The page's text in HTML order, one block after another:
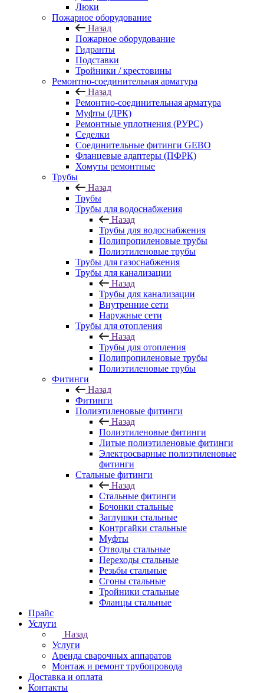
Люки
Пожарное оборудование
Назад
Пожарное оборудование
Гидранты
Подставки
Тройники / крестовины
Ремонтно-соединительная арматура
Назад
Ремонтно-соединительная арматура
Муфты (ДРК)
Ремонтные уплотнения (РУРС)
Седелки
Соединительные фитинги GEBO
Фланцевые адаптеры (ПФРК)
Хомуты ремонтные
Трубы
Назад
Трубы
Трубы для водоснабжения
Назад
Трубы для водоснабжения
Полипропиленовые трубы
Полиэтиленовые трубы
Трубы для газоснабжения
Трубы для канализации
Назад
Трубы для канализации
Внутренние сети
Наружные сети
Трубы для отопления
Назад
Трубы для отопления
Полипропиленовые трубы
Полиэтиленовые трубы
Фитинги
Назад
Фитинги
Полиэтиленовые фитинги
Назад
Полиэтиленовые фитинги
Литые полиэтиленовые фитинги
Электросварные полиэтиленовые
фитинги
Стальные фитинги
Назад
Стальные фитинги
Бочонки стальные
Заглушки стальные
Контргайки стальные
Муфты
Отводы стальные
Переходы стальные
Резьбы стальные
Сгоны стальные
Тройники стальные
Фланцы стальные
Прайс
Услуги
Назад
Услуги
Аренда сварочных аппаратов
Монтаж и ремонт трубопровода
Доставка и оплата
Контакты